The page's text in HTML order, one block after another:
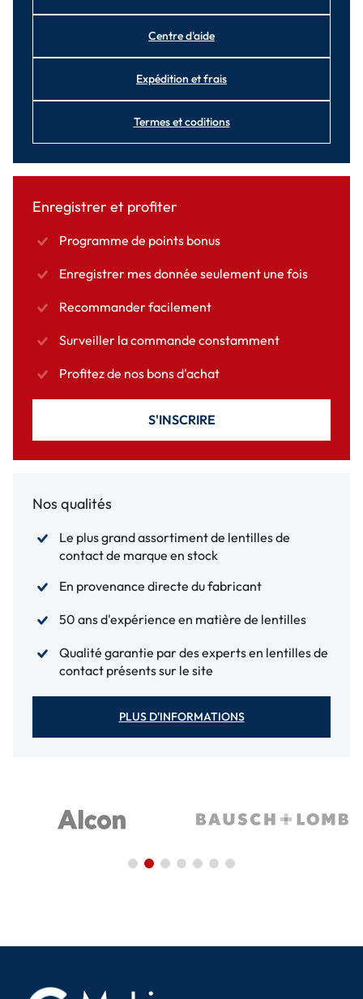
Centre d'aide
Expédition et frais
Termes et coditions
Enregistrer et profiter
Programme de points bonus
Enregistrer mes donnée seulement une fois
Recommander facilement
Surveiller la commande constamment
Profitez de nos bons d'achat
S'INSCRIRE
Nos qualités
Le plus grand assortiment de lentilles de
contact de marque en stock
En provenance directe du fabricant
50 ans d'expérience en matière de lentilles
Qualité garantie par des experts en lentilles de
contact présents sur le site
PLUS D'INFORMATIONS